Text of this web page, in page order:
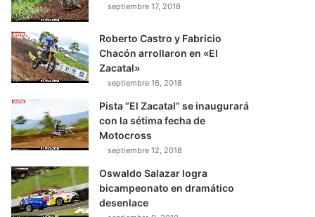
septiembre 17, 2018
Roberto Castro y Fabricio
Chacón arrollaron en «El
Zacatal»
septiembre 16, 2018
Pista “El Zacatal” se inaugurará
con la sétima fecha de
Motocross
septiembre 12, 2018
Oswaldo Salazar logra
bicampeonato en dramático
desenlace